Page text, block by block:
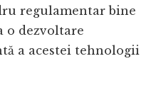
regulamentar bine
o dezvoltare
a acestei tehnologii